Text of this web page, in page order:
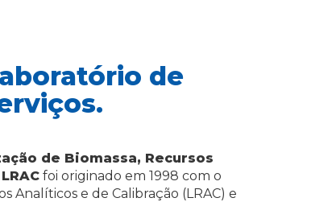
de
de Biomassa, Recursos
foi originado em 1998 com o
Analíticos e de Calibração (LRAC) e